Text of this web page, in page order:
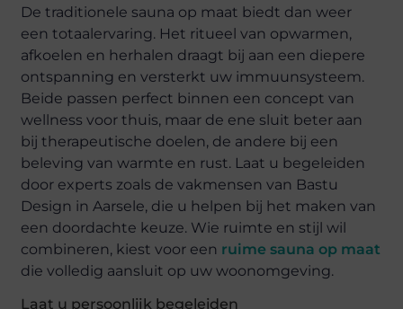
De traditionele sauna op maat biedt dan weer
een totaalervaring. Het ritueel van opwarmen,
afkoelen en herhalen draagt bij aan een diepere
ontspanning en versterkt uw immuunsysteem.
Beide passen perfect binnen een concept van
wellness voor thuis, maar de ene sluit beter aan
bij therapeutische doelen, de andere bij een
beleving van warmte en rust. Laat u begeleiden
door experts zoals de vakmensen van Bastu
Design in Aarsele, die u helpen bij het maken van
een doordachte keuze. Wie ruimte en stijl wil
combineren, kiest voor een ruime sauna op maat
die volledig aansluit op uw woonomgeving.
Laat u persoonlijk begeleiden